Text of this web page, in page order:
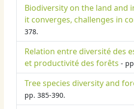
Biodiversity on the land and
it converges, challenges in
378.
Relation entre diversité des
et productivité des forêts -
Tree species diversity and
pp. 385-390.